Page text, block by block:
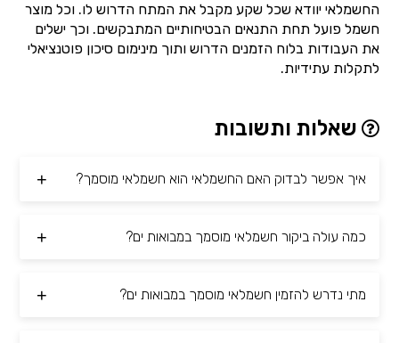
החשמלאי יוודא שכל שקע מקבל את המתח הדרוש לו. וכל מוצר
חשמל פועל תחת התנאים הבטיחותיים המתבקשים. וכך ישלים
את העבודות בלוח הזמנים הדרוש ותוך מינימום סיכון פוטנציאלי
לתקלות עתידיות.
שאלות ותשובות
איך אפשר לבדוק האם החשמלאי הוא חשמלאי מוסמך?
כמה עולה ביקור חשמלאי מוסמך במבואות ים?
מתי נדרש להזמין חשמלאי מוסמך במבואות ים?